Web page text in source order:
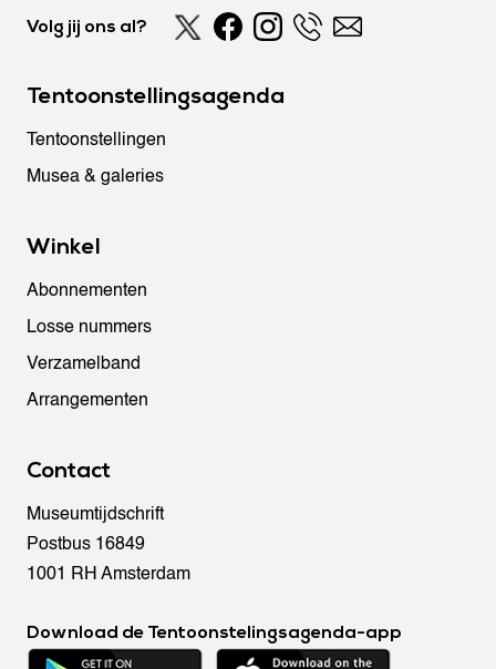
Volg jij ons al?
Tentoonstellingsagenda
Tentoonstellingen
Musea & galeries
Winkel
Abonnementen
Losse nummers
Verzamelband
Arrangementen
Contact
Museumtijdschrift
Postbus 16849
1001 RH Amsterdam
Download de Tentoonstelingsagenda-app